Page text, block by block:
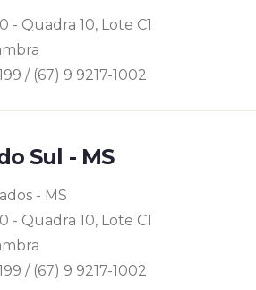
- Quadra 10, Lote C1
/ (67) 9 9217-1002
Sul - MS
- MS
- Quadra 10, Lote C1
/ (67) 9 9217-1002